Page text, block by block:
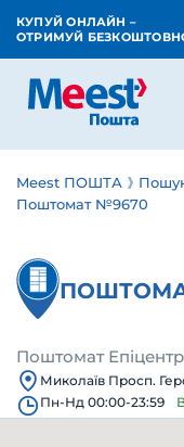
КУПУЙ ОНЛАЙН –
ОТРИМУЙ
Meest ПОШТА
Поштомат №9670
Поштомат
Миколаїв Просп.
Пн-Нд 00:00-23:59